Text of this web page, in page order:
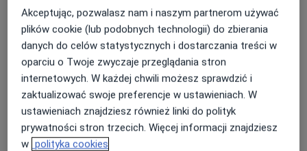
Od 480 zł Szczegóły
Szycie rany
Od 220 zł Szczegóły Umów wizytę
Skleroterapia hemoroidów
Od 1 000 zł Szczegóły Umów wizytę
Akceptując, pozwalasz nam i naszym partnerom używać
plików cookie (lub podobnych technologii) do zbierania
danych do celów statystycznych i dostarczania treści w
oparciu o Twoje zwyczaje przeglądania stron
internetowych. W każdej chwili możesz sprawdzić i
zaktualizować swoje preferencje w ustawieniach. W
ustawieniach znajdziesz również linki do polityk
prywatności stron trzecich. Więcej informacji znajdziesz
w polityka cookies